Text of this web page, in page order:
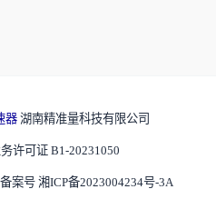
器 湖南精准量科技有限公司
许可证 B1-20231050
案号 湘ICP备2023004234号-3A